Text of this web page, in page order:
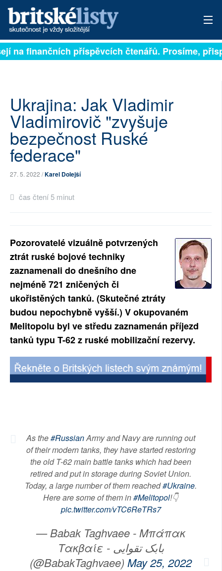
PŘIHLÁSIT
ARCHIV
ROZHOVORY
TÉMATA
RUBRIKY
PLNÁ VERZE STRÁNEK
na finančních příspěvcích čtenářů. Prosíme,
Ukrajina: Jak Vladimir
Vladimirovič "zvyšuje
bezpečnost Ruské
federace"
27. 5. 2022 /Karel Dolejší
čas čtení 5 minut
Pozorovatelé vizuálně potvrzených
ztrát ruské bojové techniky
zaznamenali do dnešního dne
nejméně 721 zničených či
ukořistěných tanků. (Skutečné ztráty
budou nepochybně vyšší.) V okupovaném
Melitopolu byl ve středu zaznamenán příjezd
tanků typu T-62 z ruské mobilizační rezervy.
As the#RussianArmy and Navy are running out
of their modern tanks, they have started restoring
the old T-62 main battle tanks which had been
retired and put in storage during Soviet Union.
Today, a large number of them reached#Ukraine.
Here are some of them in#Melitopol!👇
pic.twitter.com/vTC6ReTRs7
— Babak Taghvaee - Μπάπακ
Τακβαίε - بابک تقوایی
(@BabakTaghvaee) May 25, 2022